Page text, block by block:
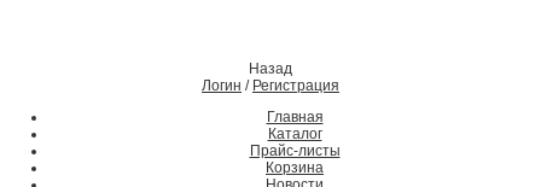
Назад
Логин / Регистрация
Главная
Каталог
Прайс-листы
Корзина